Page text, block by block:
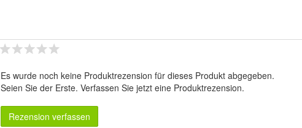
Es wurde noch keine Produktrezension für dieses Produkt abgegeben.
Seien Sie der Erste. Verfassen Sie jetzt eine Produktrezension.
Rezension verfassen